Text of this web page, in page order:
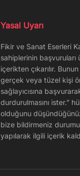
Yasal Uyarı
Fikir ve Sanat Eserleri
sahiplerinin
içerikten çıkarılır.
gerçek veya tüzel kişi
sağlayıcısına
durdurulmasını ister.”
olduğunu
bize bildirmeniz
yapılarak ilgili içerik